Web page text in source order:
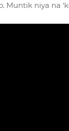
Muntik niya na